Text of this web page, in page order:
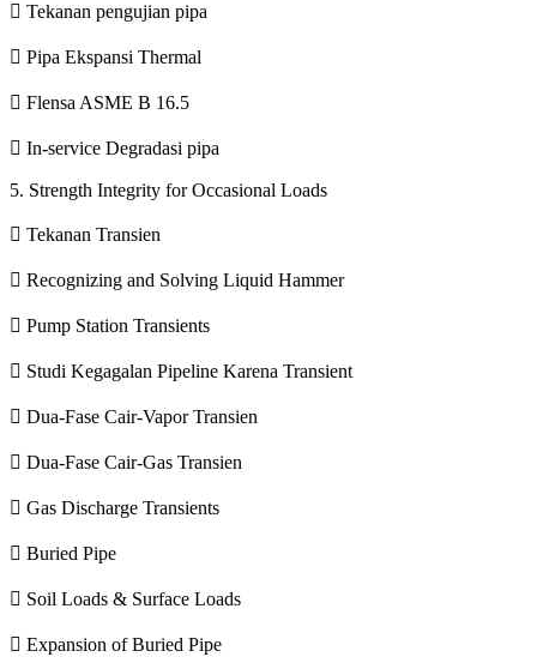
 Tekanan pengujian pipa
 Pipa Ekspansi Thermal
 Flensa ASME B 16.5
 In-service Degradasi pipa
5. Strength Integrity for Occasional Loads
 Tekanan Transien
 Recognizing and Solving Liquid Hammer
 Pump Station Transients
 Studi Kegagalan Pipeline Karena Transient
 Dua-Fase Cair-Vapor Transien
 Dua-Fase Cair-Gas Transien
 Gas Discharge Transients
 Buried Pipe
 Soil Loads & Surface Loads
 Expansion of Buried Pipe